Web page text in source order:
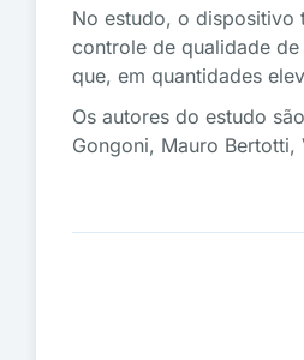
No estudo, o dispositivo
controle de qualidade
que, em quantidades
Os autores do estudo
Gongoni, Mauro Bertotti,